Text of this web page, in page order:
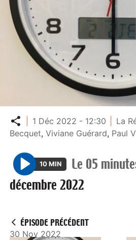
Partager
1 Déc 2022 - 12:30 La
Becquet,Viviane Guérard, Paul
P
l
10 MIN Le 05
décembre 2022
ÉPISODE PRÉCÉDENT
30 Nov 2022